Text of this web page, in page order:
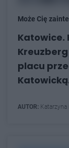
Może Cię
Katowice.
placu
AUTOR: Katarzyna